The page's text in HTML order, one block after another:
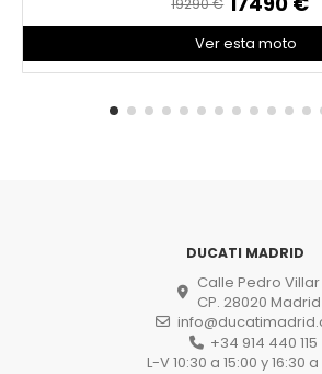
19290 €
Ver esta moto
DUCATI MADRID
Calle Pedro Villar
CP. 28020 Madrid
+34 914 440 115
L-V 10:30 a 15:00 y 16:30